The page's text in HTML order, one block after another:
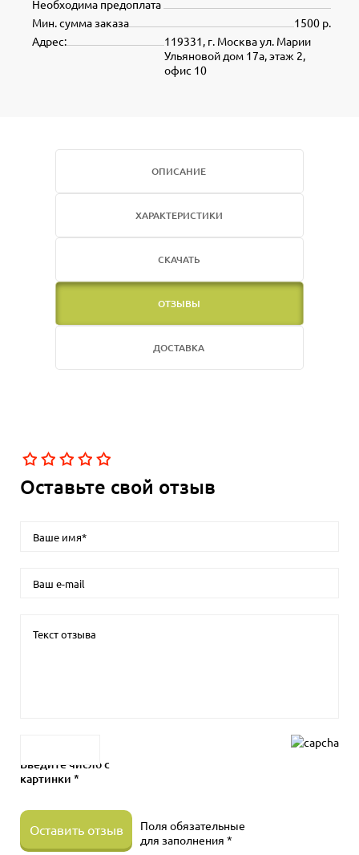
Необходима предоплата
1500 р.
Мин. сумма заказа
119331, г. Москва ул. Марии
Ульяновой дом 17а, этаж 2,
офис 10
Адрес:
ОПИСАНИЕ
ХАРАКТЕРИСТИКИ
СКАЧАТЬ
ОТЗЫВЫ
ДОСТАВКА
Оставьте свой отзыв
Введите число с
картинки *
Оставить отзыв
Поля обязательные
для заполнения *